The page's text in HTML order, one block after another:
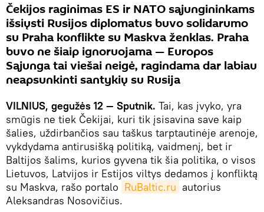
Čekijos raginimas ES ir NATO sąjungininkams
išsiųsti Rusijos diplomatus buvo solidarumo
su Praha konflikte su Maskva ženklas. Praha
buvo ne šiaip ignoruojama — Europos
Sąjunga tai viešai neigė, ragindama dar labiau
neapsunkinti santykių su Rusija
VILNIUS, gegužės 12 — Sputnik. Tai, kas įvyko, yra
smūgis ne tiek Čekijai, kuri tik įsisavina save kaip
šalies, uždirbančios sau taškus tarptautinėje arenoje,
vykdydama antirusišką politiką, vaidmenį, bet ir
Baltijos šalims, kurios gyvena tik šia politika, o visos
Lietuvos, Latvijos ir Estijos viltys dedamos į konfliktą
su Maskva, rašo portalo RuBaltic.ru autorius
Aleksandras Nosovičius.